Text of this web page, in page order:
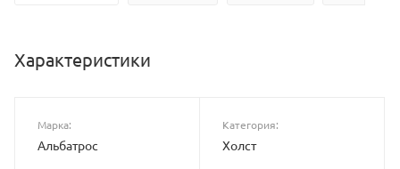
Характеристики
Марка:
Альбатрос
Категория:
Холст